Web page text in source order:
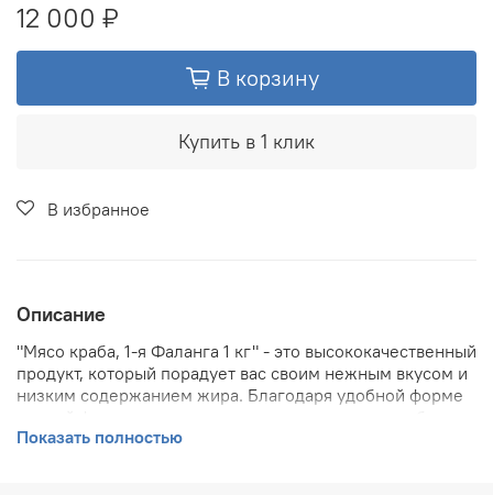
12 000 ₽
В корзину
Купить в 1 клик
В избранное
Описание
"Мясо краба, 1-я Фаланга 1 кг" - это высококачественный
продукт, который порадует вас своим нежным вкусом и
низким содержанием жира. Благодаря удобной форме
и легко насладиться этим деликатесом. Приобретая
Показать полностью